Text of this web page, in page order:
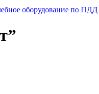
оборудование по ПДД